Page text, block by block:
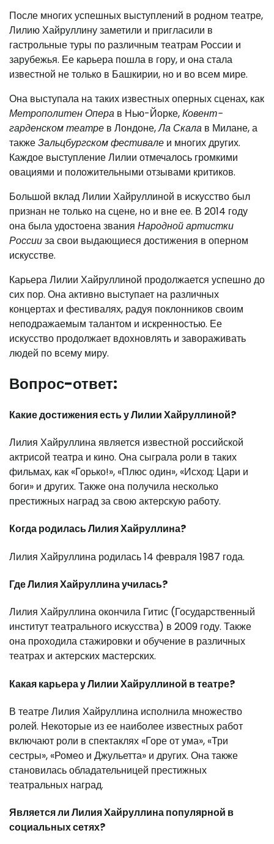
После многих успешных выступлений в родном театре,
Лилию Хайруллину заметили и пригласили в
гастрольные туры по различным театрам России и
зарубежья. Ее карьера пошла в гору, и она стала
известной не только в Башкирии, но и во всем мире.
Она выступала на таких известных оперных сценах, как
Метрополитен Опера в Нью-Йорке,Ковент-
гарденском театре в Лондоне,Ла Скала в Милане, а
такжеЗальцбургском фестивале и многих других.
Каждое выступление Лилии отмечалось громкими
овациями и положительными отзывами критиков.
Большой вклад Лилии Хайруллиной в искусство был
признан не только на сцене, но и вне ее. В 2014 году
она была удостоена звания Народной артистки
Россииза свои выдающиеся достижения в оперном
искусстве.
Карьера Лилии Хайруллиной продолжается успешно до
сих пор. Она активно выступает на различных
концертах и фестивалях, радуя поклонников своим
неподражаемым талантом и искренностью. Ее
искусство продолжает вдохновлять и завораживать
людей по всему миру.
Вопрос-ответ:
Какие достижения есть у Лилии Хайруллиной?
Лилия Хайруллина является известной российской
актрисой театра и кино. Она сыграла роли в таких
фильмах, как «Горько!», «Плюс один», «Исход: Цари и
боги» и других. Также она получила несколько
престижных наград за свою актерскую работу.
Когда родилась Лилия Хайруллина?
Лилия Хайруллина родилась 14 февраля 1987 года.
Где Лилия Хайруллина училась?
Лилия Хайруллина окончила Гитис (Государственный
институт театрального искусства) в 2009 году. Также
она проходила стажировки и обучение в различных
театрах и актерских мастерских.
Какая карьера у Лилии Хайруллиной в театре?
В театре Лилия Хайруллина исполнила множество
ролей. Некоторые из ее наиболее известных работ
включают роли в спектаклях «Горе от ума», «Три
сестры», «Ромео и Джульетта» и других. Она также
становилась обладательницей престижных
театральных наград.
Является ли Лилия Хайруллина популярной в
социальных сетях?